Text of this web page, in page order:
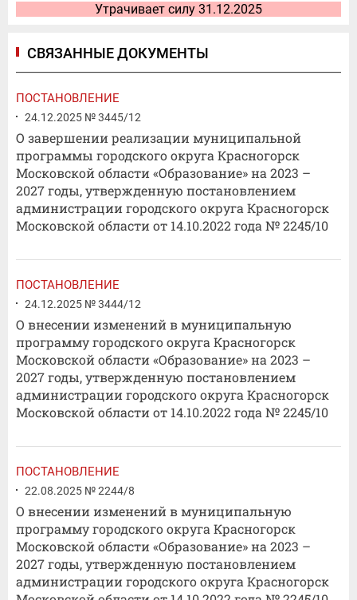
Утрачивает силу 31.12.2025
СВЯЗАННЫЕ ДОКУМЕНТЫ
ПОСТАНОВЛЕНИЕ
24.12.2025 № 3445/12
О завершении реализации муниципальной
программы городского округа Красногорск
Московской области «Образование» на 2023 –
2027 годы, утвержденную постановлением
администрации городского округа Красногорск
Московской области от 14.10.2022 года № 2245/10
ПОСТАНОВЛЕНИЕ
24.12.2025 № 3444/12
О внесении изменений в муниципальную
программу городского округа Красногорск
Московской области «Образование» на 2023 –
2027 годы, утвержденную постановлением
администрации городского округа Красногорск
Московской области от 14.10.2022 года № 2245/10
ПОСТАНОВЛЕНИЕ
22.08.2025 № 2244/8
О внесении изменений в муниципальную
программу городского округа Красногорск
Московской области «Образование» на 2023 –
2027 годы, утвержденную постановлением
администрации городского округа Красногорск